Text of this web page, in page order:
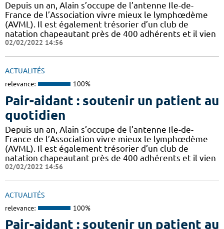
Depuis un an, Alain s’occupe de l’antenne Ile-de-
France de l’Association vivre mieux le lymphœdème
(AVML). Il est également trésorier d’un club de
natation chapeautant près de 400 adhérents et il vien
02/02/2022 14:56
ACTUALITÉS
relevance: 100%
Pair-aidant : soutenir un patient au
quotidien
Depuis un an, Alain s’occupe de l’antenne Ile-de-
France de l’Association vivre mieux le lymphœdème
(AVML). Il est également trésorier d’un club de
natation chapeautant près de 400 adhérents et il vien
02/02/2022 14:56
ACTUALITÉS
relevance: 100%
Pair-aidant : soutenir un patient au